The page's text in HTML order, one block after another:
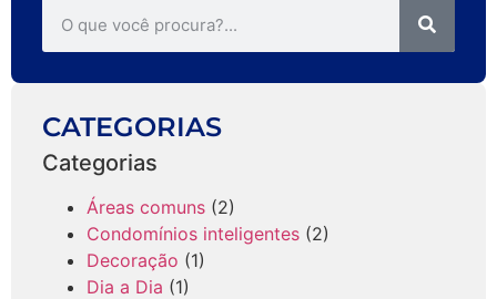
CATEGORIAS
Categorias
Áreas comuns (2)
Condomínios inteligentes (2)
Decoração (1)
Dia a Dia (1)